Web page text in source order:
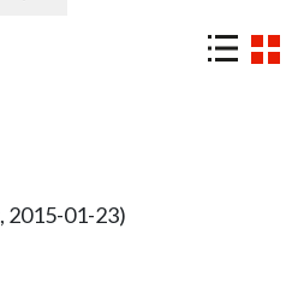
2015-01-23)